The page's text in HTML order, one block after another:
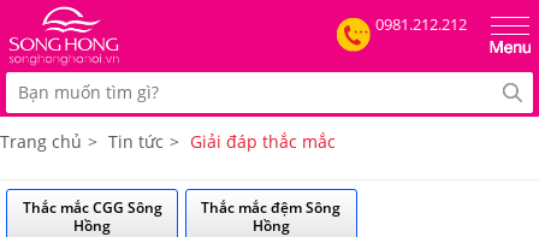
0981.212.212
Trang chủ > Tin tức > Giải đáp thắc mắc
Thắc mắc CGG Sông
Hồng
Thắc mắc đệm Sông
Hồng